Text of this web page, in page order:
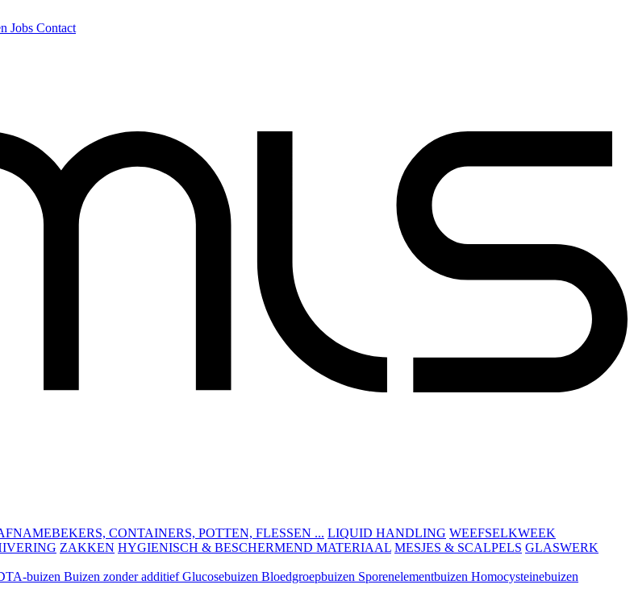
Jobs Contact
CONTAINERS, POTTEN, FLESSEN ... LIQUID HANDLING WEEFSELKWEEK
ZAKKEN HYGIENISCH & BESCHERMEND MATERIAAL MESJES & SCALPELS GLASWERK
buizen Buizen zonder additiefGlucosebuizen Bloedgroepbuizen Sporenelementbuizen Homocysteinebuizen